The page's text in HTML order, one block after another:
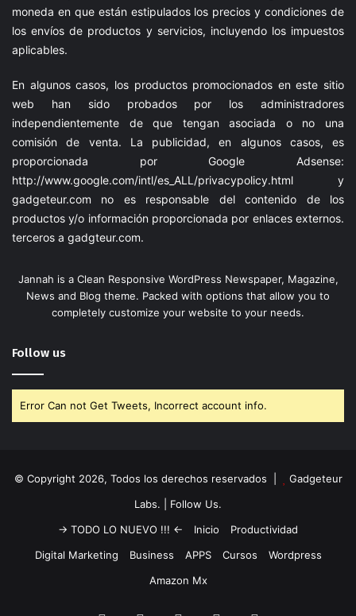
moneda en que están estipulados los precios y condiciones de
los envíos de productos y servicios, incluyendo los impuestos
aplicables.
En algunos casos, los productos promocionados en este sitio
web han sido probados por los administradores
independientemente de que tengan asociada o no una
comisión de venta. La publicidad, en algunos casos, es
proporcionada por Google Adsense:
http://www.google.com/intl/es_ALL/privacypolicy.html y
gadgeteur.com no es responsable del contenido de los
productos y/o información proporcionada por enlaces externos.
terceros a gadgteur.com.
Jannah is a Clean Responsive WordPress Newspaper, Magazine,
News and Blog theme. Packed with options that allow you to
completely customize your website to your needs.
Follow us
Error Can not Get Tweets, Incorrect account info.
© Copyright 2026, Todos los derechos reservados |
Gadgeteur
Labs. | Follow Us.
-> TODO LO NUEVO !!! <-
Inicio
Productividad
Digital Marketing
Business APPS Cursos
Wordpress
Amazon Mx